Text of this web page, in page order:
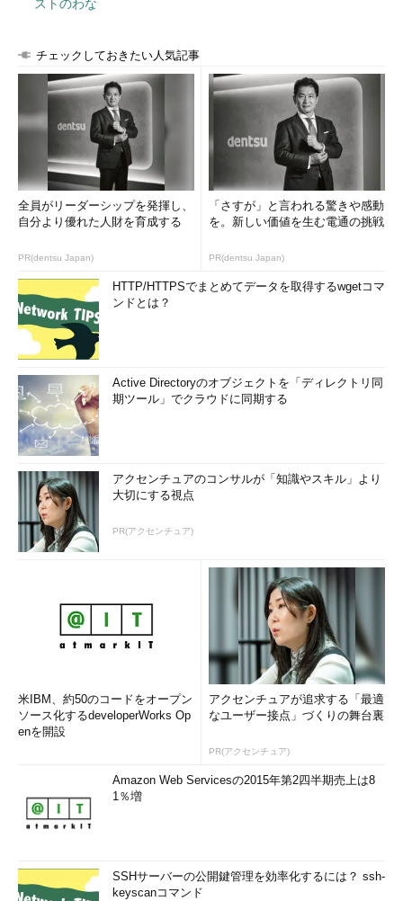
ストのわな
チェックしておきたい人気記事
全員がリーダーシップを発揮し、
自分より優れた人財を育成する
PR(dentsu Japan)
「さすが」と言われる驚きや感動
を。新しい価値を生む電通の挑戦
PR(dentsu Japan)
HTTP/HTTPSでまとめてデータを取得するwgetコマ
ンドとは？
Active Directoryのオブジェクトを「ディレクトリ同
期ツール」でクラウドに同期する
アクセンチュアのコンサルが「知識やスキル」より
大切にする視点
PR(アクセンチュア)
米IBM、約50のコードをオープン
ソース化するdeveloperWorks Op
enを開設
アクセンチュアが追求する「最適
なユーザー接点」づくりの舞台裏
PR(アクセンチュア)
Amazon Web Servicesの2015年第2四半期売上は8
1％増
SSHサーバーの公開鍵管理を効率化するには？ ssh-
keyscanコマンド